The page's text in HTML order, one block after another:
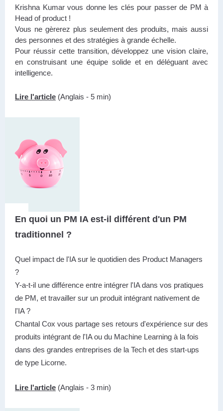
Krishna Kumar vous donne les clés pour passer de PM à
Head of product !
Vous ne gèrerez plus seulement des produits, mais aussi
des personnes et des stratégies à grande échelle.
Pour réussir cette transition, développez une vision claire,
en construisant une équipe solide et en déléguant avec
intelligence.
Lire l'article (Anglais - 5 min)
En quoi un PM IA est-il différent d'un PM
traditionnel ?
Quel impact de l'IA sur le quotidien des Product Managers
?
Y-a-t-il une différence entre intégrer l'IA dans vos pratiques
de PM, et travailler sur un produit intégrant nativement de
l'IA ?
Chantal Cox vous partage ses retours d'expérience sur des
produits intégrant de l'IA ou du Machine Learning à la fois
dans des grandes entreprises de la Tech et des start-ups
de type Licorne.
Lire l'article (Anglais - 3 min)